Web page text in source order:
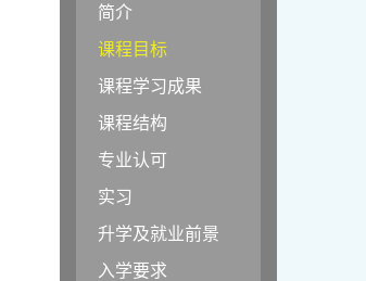
简介
课程目标
课程学习成果
课程结构
专业认可
实习
升学及就业前景
入学要求